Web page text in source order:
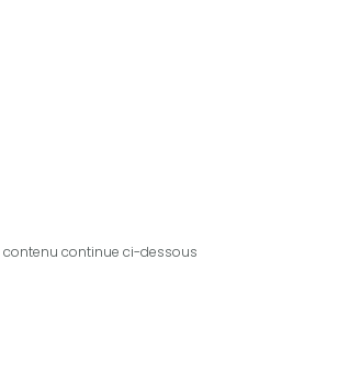
contenu continue ci-dessous